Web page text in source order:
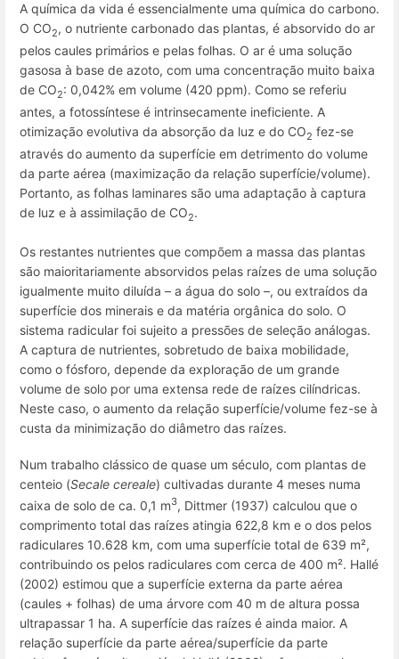
A química da vida é essencialmente uma química do carbono.
O CO2, o nutriente carbonado das plantas, é absorvido do ar
pelos caules primários e pelas folhas. O ar é uma solução
gasosa à base de azoto, com uma concentração muito baixa
de CO2: 0,042% em volume (420 ppm). Como se referiu
antes, a fotossíntese é intrinsecamente ineficiente. A
otimização evolutiva da absorção da luz e do CO2 fez-se
através do aumento da superfície em detrimento do volume
da parte aérea (maximização da relação superfície/volume).
Portanto, as folhas laminares são uma adaptação à captura
de luz e à assimilação de CO2.
Os restantes nutrientes que compõem a massa das plantas
são maioritariamente absorvidos pelas raízes de uma solução
igualmente muito diluída – a água do solo –, ou extraídos da
superfície dos minerais e da matéria orgânica do solo. O
sistema radicular foi sujeito a pressões de seleção análogas.
A captura de nutrientes, sobretudo de baixa mobilidade,
como o fósforo, depende da exploração de um grande
volume de solo por uma extensa rede de raízes cilíndricas.
Neste caso, o aumento da relação superfície/volume fez-se à
custa da minimização do diâmetro das raízes.
Num trabalho clássico de quase um século, com plantas de
centeio (Secale cereale) cultivadas durante 4 meses numa
caixa de solo de ca. 0,1 m3, Dittmer (1937) calculou que o
comprimento total das raízes atingia 622,8 km e o dos pelos
radiculares 10.628 km, com uma superfície total de 639 m²,
contribuindo os pelos radiculares com cerca de 400 m². Hallé
(2002) estimou que a superfície externa da parte aérea
(caules + folhas) de uma árvore com 40 m de altura possa
ultrapassar 1 ha. A superfície das raízes é ainda maior. A
relação superfície da parte aérea/superfície da parte